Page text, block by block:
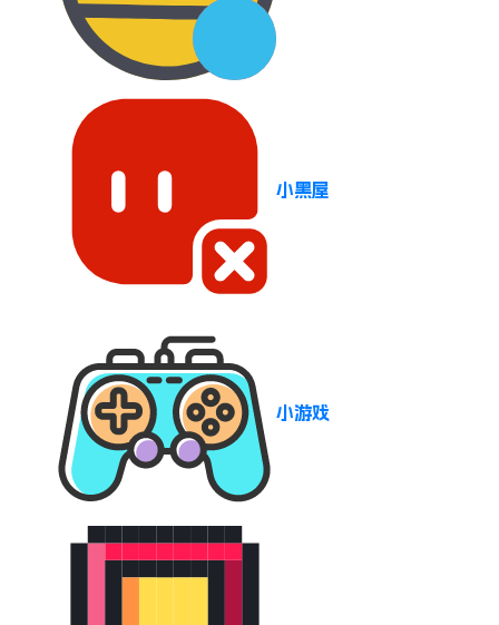
小黑屋
小游戏